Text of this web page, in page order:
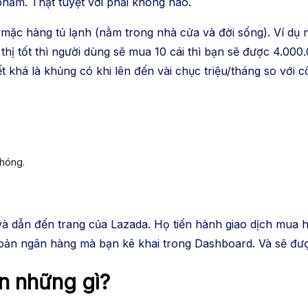
hàng tủ lạnh (nằm trong nhà cửa và đời sống). Ví
tốt thì người dùng sẽ mua 10 cái thì bạn sẽ được
là khủng có khi lên đến vài chục triệu/tháng so với
dẫn đến trang của Lazada. Họ tiến hành giao dịch
ngân hàng mà bạn kê khai trong Dashboard. Và sẽ
những gì?